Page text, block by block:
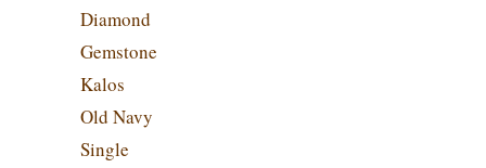
Diamond
Gemstone
Kalos
Old Navy
Single